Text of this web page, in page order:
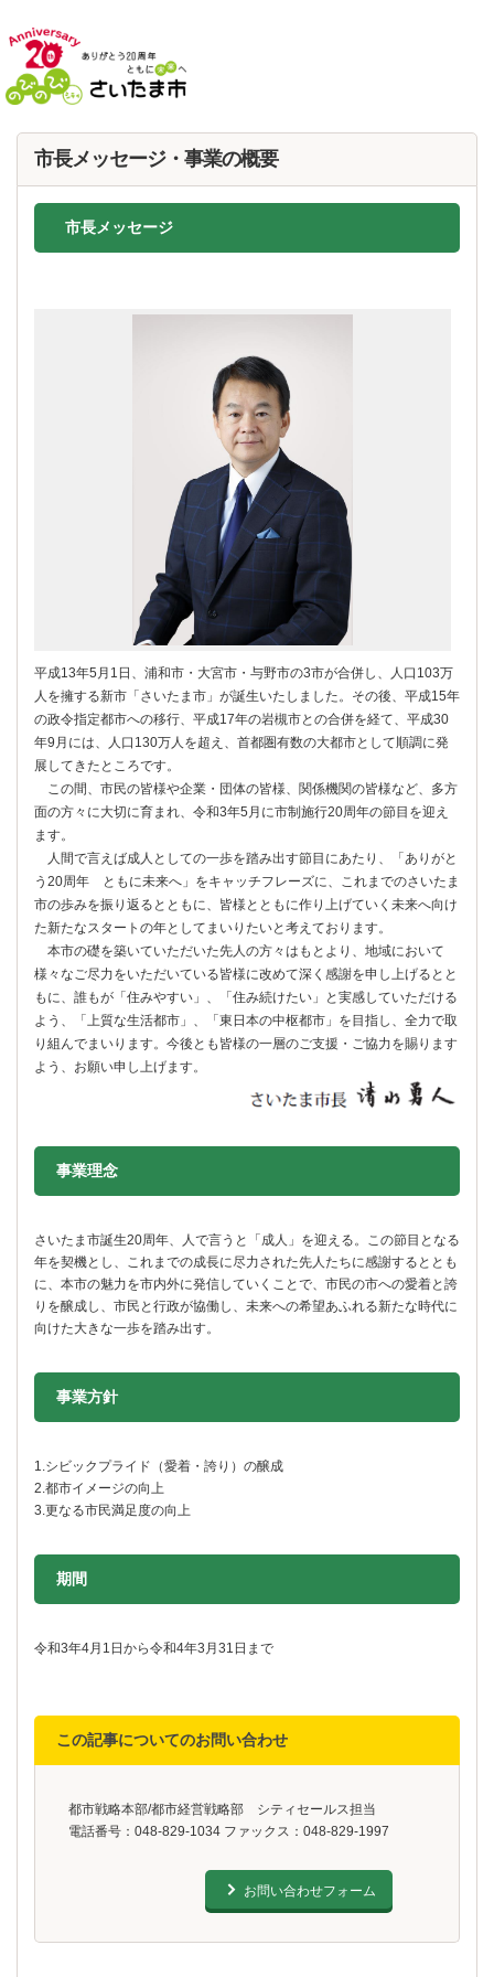
市長メッセージ・事業の概要
市長メッセージ
平成13年5月1日、浦和市・大宮市・与野市の3市が合併し、人口103万
人を擁する新市「さいたま市」が誕生いたしました。その後、平成15年
の政令指定都市への移行、平成17年の岩槻市との合併を経て、平成30
年9月には、人口130万人を超え、首都圏有数の大都市として順調に発
展してきたところです。
この間、市民の皆様や企業・団体の皆様、関係機関の皆様など、多方
面の方々に大切に育まれ、令和3年5月に市制施行20周年の節目を迎え
ます。
人間で言えば成人としての一歩を踏み出す節目にあたり、「ありがと
う20周年 ともに未来へ」をキャッチフレーズに、これまでのさいたま
市の歩みを振り返るとともに、皆様とともに作り上げていく未来へ向け
た新たなスタートの年としてまいりたいと考えております。
本市の礎を築いていただいた先人の方々はもとより、地域において
様々なご尽力をいただいている皆様に改めて深く感謝を申し上げるとと
もに、誰もが「住みやすい」、「住み続けたい」と実感していただける
よう、「上質な生活都市」、「東日本の中枢都市」を目指し、全力で取
り組んでまいります。今後とも皆様の一層のご支援・ご協力を賜ります
よう、お願い申し上げます。
事業理念
さいたま市誕生20周年、人で言うと「成人」を迎える。この節目となる
年を契機とし、これまでの成長に尽力された先人たちに感謝するととも
に、本市の魅力を市内外に発信していくことで、市民の市への愛着と誇
りを醸成し、市民と行政が協働し、未来への希望あふれる新たな時代に
向けた大きな一歩を踏み出す。
事業方針
1.シビックプライド（愛着・誇り）の醸成
2.都市イメージの向上
3.更なる市民満足度の向上
期間
令和3年4月1日から令和4年3月31日まで
この記事についてのお問い合わせ
都市戦略本部/都市経営戦略部 シティセールス担当
電話番号：048-829-1034 ファックス：048-829-1997
お問い合わせフォーム